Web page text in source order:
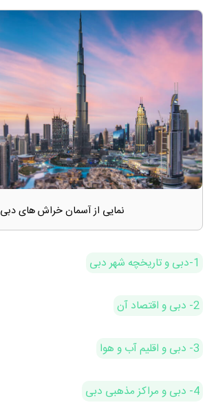
نمایی از آسمان خراش های دبی
1-دبی و تاریخچه شهر دبی
2- دبی و اقتصاد آن
3- دبی و اقلیم آب و هوا
4- دبی و مراکز مذهبی دبی